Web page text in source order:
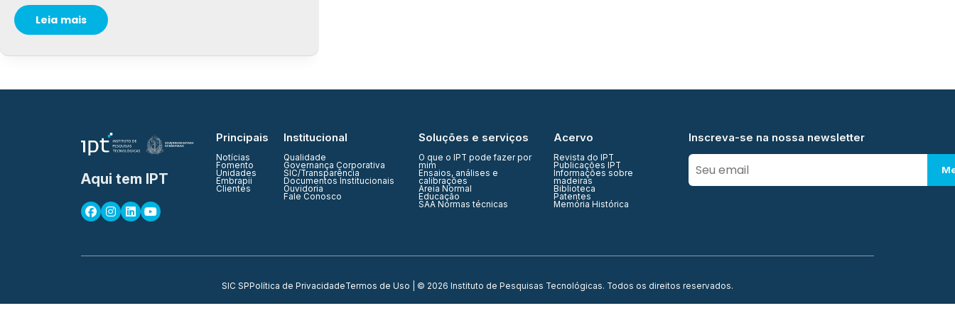
Leia mais
Aqui tem IPT
Principais
Notícias
Fomento
Unidades
Embrapii
Clientes
Institucional
Qualidade
Governança Corporativa
SIC/Transparência
Documentos Institucionais
Ouvidoria
Fale Conosco
Soluções e serviços
O que o IPT pode fazer por
mim
Ensaios, análises e
calibrações
Areia Normal
Educação
SAA Normas técnicas
Acervo
Revista do IPT
Publicações IPT
Informações sobre
madeiras
Biblioteca
Patentes
Memória Histórica
Inscreva-se na nossa newsletter
SIC SPPolítica de PrivacidadeTermos de Uso | © 2026 Instituto de Pesquisas Tecnológicas. Todos os direitos reservados.